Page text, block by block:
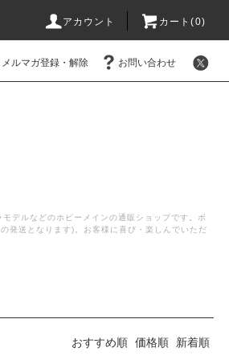
アカウント カート(0)
メルマガ登録・解除 お問い合わせ
デルなどのホビーメインの通販ショップです。ボ
発送となります)。お客様に喜び・楽しんでいただ
おすすめ順 価格順 新着順